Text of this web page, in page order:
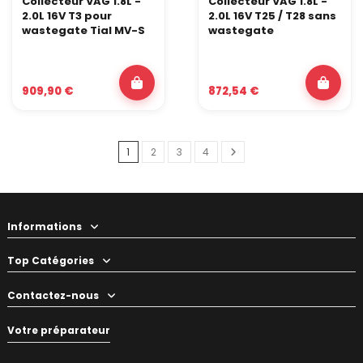
2.0L 16V T3 pour
wastegate Tial MV-S
909,90 €
2.0L 16V T25 / T28 sans
wastegate
872,54 €
1 2 3 4
Informations
Top Catégories
Contactez-nous
Votre préparateur